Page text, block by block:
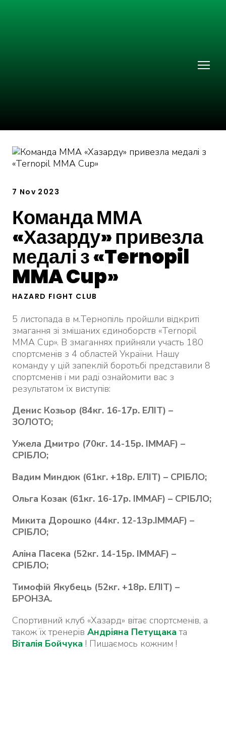
7 Nov 2023
Команда ММА
«Хазарду» привезла
медалі з «Ternopil
MMA Cup»
HAZARD FIGHT CLUB
5 листопада в м.Тернопіль пройшли відкриті
змагання зі змішаних єдиноборств «Ternopil
MMA Cup». В змаганнях прийняли участь 180
спортсменів з 4 областей України. Нашу
команду у цій запеклій боротьбі представили 8
спортсменів і ми раді ознайомити вас з
результатом їх виступів:
Денис Козьор (84кг. 16-17р. ЕЛІТ) –
ЗОЛОТО;
Ужела Дмитро (70кг. 14-15р. IMMAF) –
СРІБЛО;
Вадим Миндюк (61кг. +18р. ЕЛІТ) – СРІБЛО;
Ольга Козак (61кг. 16-17р. IMMAF) – СРІБЛО;
Микита Дорошко (44кг. 12-13р.IMMAF) –
СРІБЛО;
Аліна Пасека (52кг. 14-15р. IMMAF) –
СРІБЛО;
Тимофій Якубець (52кг. +18р. ЕЛІТ) –
БРОНЗА.
Спортивний клуб «Хазард» вітає спортсменів, а
також їх тренерів Андріяна Петущака та
Віталія Бойчука ! Пишаємось кожним !